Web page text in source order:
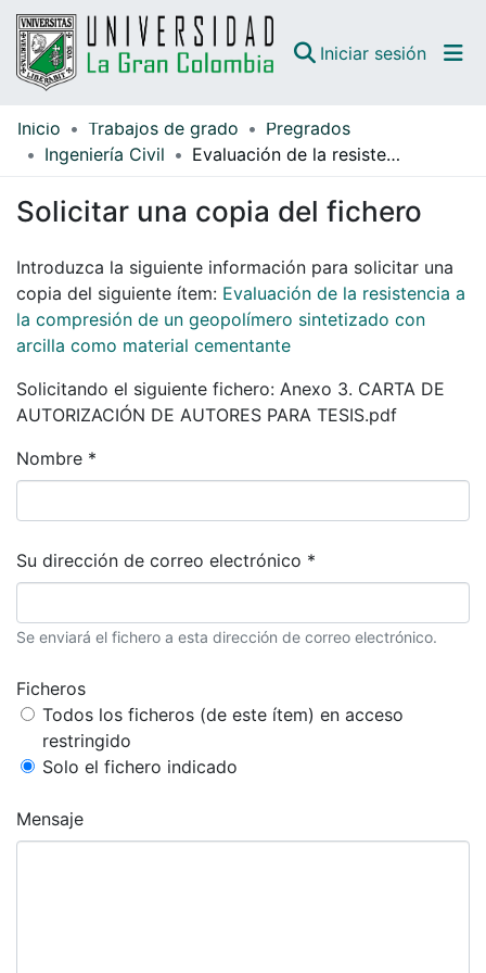
Iniciar sesión
Comunidades
Inicio Trabajos de grado
Pregrados
Ingeniería Civil
Evaluación de la resistencia a la compresión de un geopolímero sintetizado con arcilla como material cementante
Solicitar una copia del fichero
Introduzca la siguiente información para solicitar una
copia del siguiente ítem: Evaluación de la resistencia a
la compresión de un geopolímero sintetizado con
arcilla como material cementante
Solicitando el siguiente fichero: Anexo 3. CARTA DE
AUTORIZACIÓN DE AUTORES PARA TESIS.pdf
Nombre *
Su dirección de correo electrónico *
Se enviará el fichero a esta dirección de correo electrónico.
Ficheros
Todos los ficheros (de este ítem) en acceso
restringido
Solo el fichero indicado
Mensaje